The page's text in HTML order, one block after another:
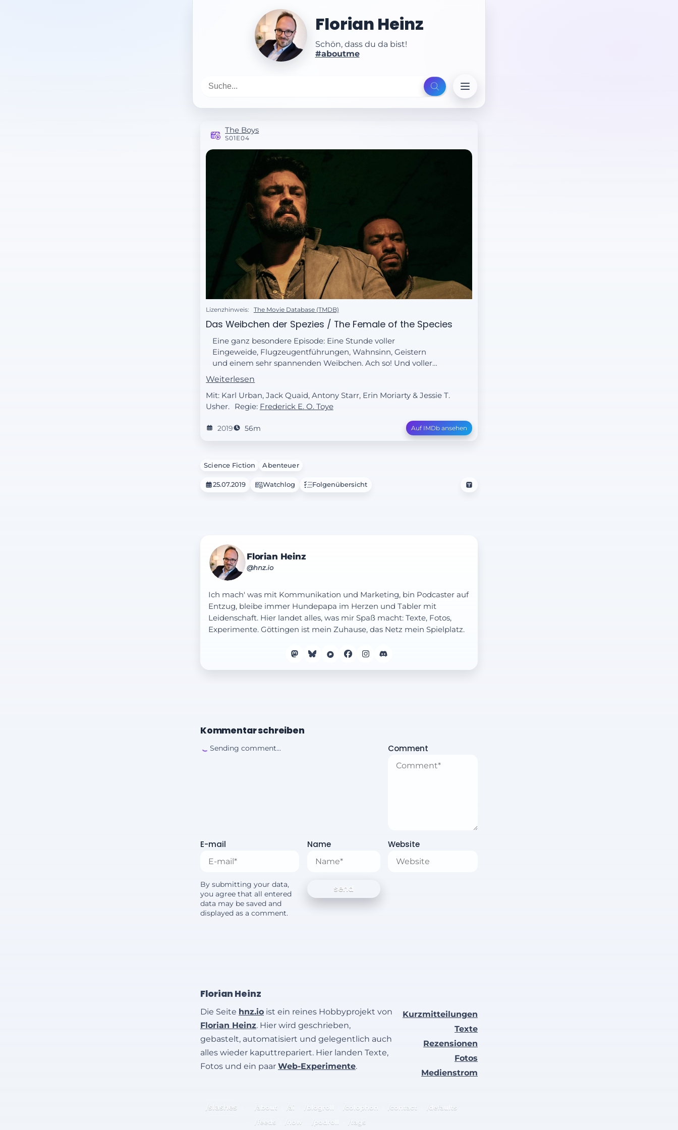
Florian Heinz
Schön, dass du da bist!
#aboutme
The Boys
S01E04
Lizenzhinweis: The Movie Database (TMDB)
Das Weibchen der Spezies / The Female of the Species
Eine ganz besondere Episode: Eine Stunde voller
Eingeweide, Flugzeugentführungen, Wahnsinn, Geistern
und einem sehr spannenden Weibchen. Ach so! Und voller
Herz… Sowohl im übertragenen als auch im Splatter-Sinne.
Weiterlesen
Mit: Karl Urban, Jack Quaid, Antony Starr, Erin Moriarty & Jessie T.
Usher.
Regie: Frederick E. O. Toye
2019 56m Auf IMDb ansehen
Science Fiction Abenteuer
25.07.2019 Watchlog Folgenübersicht
Florian Heinz
@hnz.io
Ich mach' was mit Kommunikation und Marketing, bin Podcaster auf
Entzug, bleibe immer Hundepapa im Herzen und Tabler mit
Leidenschaft. Hier landet alles, was mir Spaß macht: Texte, Fotos,
Experimente. Göttingen ist mein Zuhause, das Netz mein Spielplatz.
Kommentar schreiben
Sending comment... Comment
E-mail Name Website
By submitting your data,
you agree that all entered
data may be saved and
displayed as a comment.
Florian Heinz
Die Seite hnz.io ist ein reines Hobbyprojekt von
Florian Heinz. Hier wird geschrieben,
gebastelt, automatisiert und gelegentlich auch
alles wieder kaputtrepariert. Hier landen Texte,
Fotos und ein paar Web-Experimente.
Kurzmitteilungen
Texte
Rezensionen
Fotos
Medienstrom
/slashes /about /ai /blogroll /colophon /contact
/defaults
/feeds
/now /podroll /tags